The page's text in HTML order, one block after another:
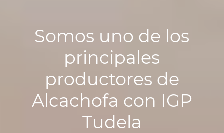
Somos uno de los
principales
productores de
Alcachofa con IGP
Tudela